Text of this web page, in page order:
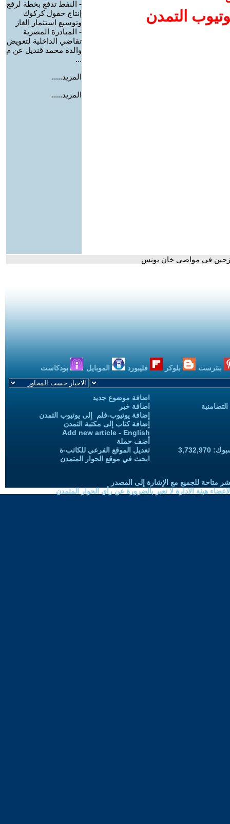
التمدن
- النفط تدفع بخطة لرفع
إنتاج حقول كركوك
وتوسيع استثمار الغاز
- المبادرة المصرية
تقاضي الداخلية لتعويض
والدة محمد قنديل عن م
...
المزيد.....
المزيد.....
في مواصي خان يونس
بنترست بلوكر فليبورد الموبايل بودكاست
اضافة موضوع جديد
اضافة خبر
إضافة يوتيوب-فلم إلى يوتيوب التمدن
إضافة كتاب إلى مكتبة التمدن
Add new article - English
أضف حملة
تعديل الموقع الفرعي للكاتب-ة
ابحث في موقع الحوار المتمدن
متاحة للجميع مع الإشارة إلى المصدر
هيئة الادارة لا تعبر بالضرورة عن رأي الحوار المتمدن